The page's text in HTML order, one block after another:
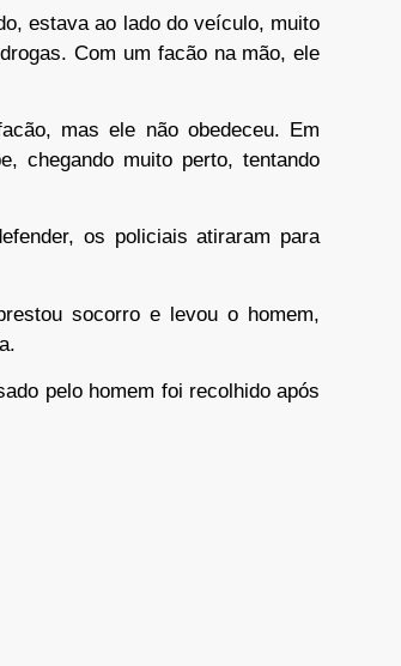
estava ao lado do veículo, muito
Com um facão na mão, ele
mas ele não obedeceu. Em
chegando muito perto, tentando
os policiais atiraram para
socorro e levou o homem,
pelo homem foi recolhido após